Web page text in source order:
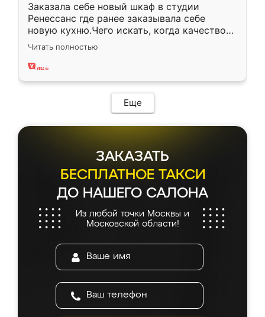
Заказала себе новый шкаф в студии
Ренессанс где ранее заказывала себе
новую кухню.Чего искать, когда качеством
вполне довольна. Служит кухня уже почти
два года, нареканий нет.
Читать полностью
Еще
ЗАКАЗАТЬ
БЕСПЛАТНОЕ ТАКСИ
ДО НАШЕГО САЛОНА
Из любой точки Москвы и
Московской области!